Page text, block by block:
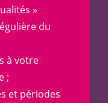
»
du
à votre
;
et périodes